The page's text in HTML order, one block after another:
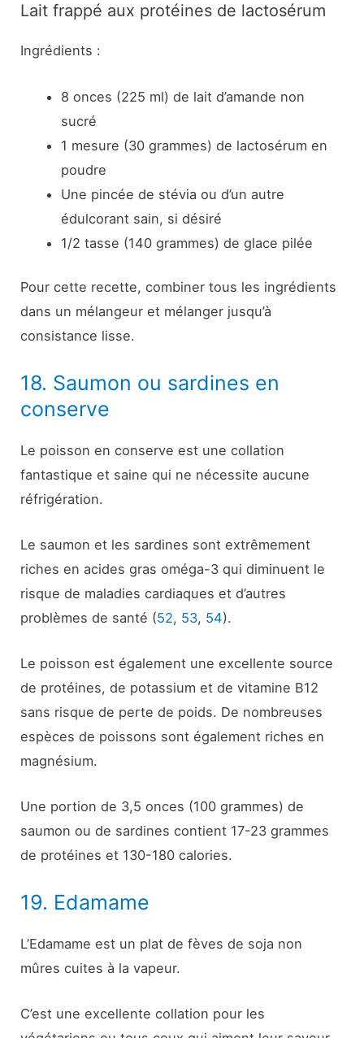
Lait frappé aux protéines de lactosérum
Ingrédients :
8 onces (225 ml) de lait d’amande non
sucré
1 mesure (30 grammes) de lactosérum en
poudre
Une pincée de stévia ou d’un autre
édulcorant sain, si désiré
1/2 tasse (140 grammes) de glace pilée
Pour cette recette, combiner tous les ingrédients
dans un mélangeur et mélanger jusqu’à
consistance lisse.
18. Saumon ou sardines en
conserve
Le poisson en conserve est une collation
fantastique et saine qui ne nécessite aucune
réfrigération.
Le saumon et les sardines sont extrêmement
riches en acides gras oméga-3 qui diminuent le
risque de maladies cardiaques et d’autres
problèmes de santé (52, 53, 54).
Le poisson est également une excellente source
de protéines, de potassium et de vitamine B12
sans risque de perte de poids. De nombreuses
espèces de poissons sont également riches en
magnésium.
Une portion de 3,5 onces (100 grammes) de
saumon ou de sardines contient 17-23 grammes
de protéines et 130-180 calories.
19. Edamame
L’Edamame est un plat de fèves de soja non
mûres cuites à la vapeur.
C’est une excellente collation pour les